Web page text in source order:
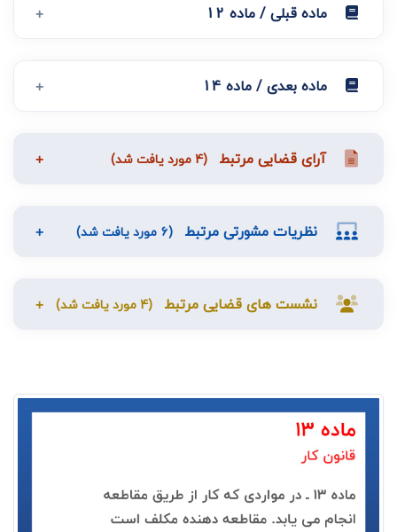
ماده قبلی / ماده 12
ماده بعدی / ماده 14
آرای قضایی مرتبط (4 مورد یافت شد)
نظریات مشورتی مرتبط (6 مورد یافت شد)
نشست های قضایی مرتبط (4 مورد یافت شد)